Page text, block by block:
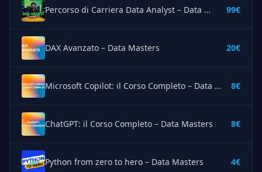
Percorso di Carriera Data Analyst – Data Masters 99€
DAX Avanzato – Data Masters 20€
Microsoft Copilot: il Corso Completo – Data Masters 8€
ChatGPT: il Corso Completo – Data Masters 8€
Python from zero to hero – Data Masters 4€